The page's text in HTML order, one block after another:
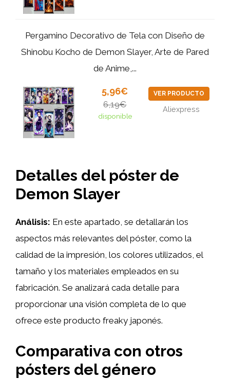
Pergamino Decorativo de Tela con Diseño de
Shinobu Kocho de Demon Slayer, Arte de Pared
de Anime,...
5,96€
6,19€
disponible
VER PRODUCTO
Aliexpress
Detalles del póster de
Demon Slayer
Análisis: En este apartado, se detallarán los
aspectos más relevantes del póster, como la
calidad de la impresión, los colores utilizados, el
tamaño y los materiales empleados en su
fabricación. Se analizará cada detalle para
proporcionar una visión completa de lo que
ofrece este producto freaky japonés.
Comparativa con otros
pósters del género